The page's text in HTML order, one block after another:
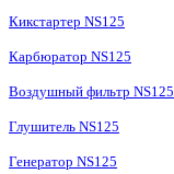
Кикстартер NS125
Карбюратор NS125
Воздушный фильтр NS125
Глушитель NS125
Генератор NS125